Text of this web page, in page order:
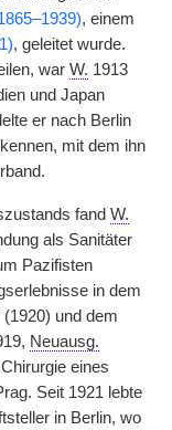
, einem
, geleitet wurde.
war W. 1913
und Japan
er nach Berlin
kennen, mit dem ihn
fand W.
als Sanitäter
Pazifisten
in dem
und dem
Neuausg.
eines
Seit 1921 lebte
in Berlin, wo